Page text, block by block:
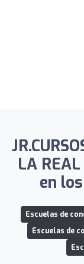
LA
en
Escuelas de
Escuelas de